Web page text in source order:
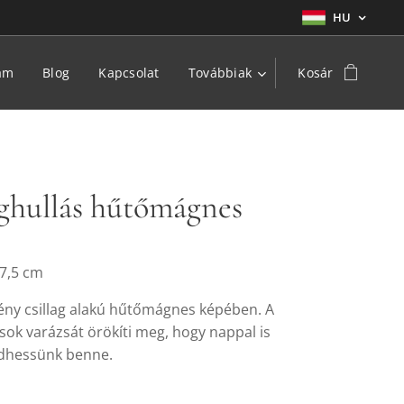
HU
Blog Kapcsolat Továbbiak Kosár
hűtőmágnes
cm
csillag alakú hűtőmágnes képében. A
varázsát örökíti meg, hogy nappal is
benne.